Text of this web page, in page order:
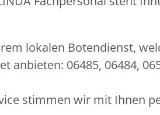
lokalen Botendienst,
anbieten: 06485, 06484,
stimmen wir mit Ihnen